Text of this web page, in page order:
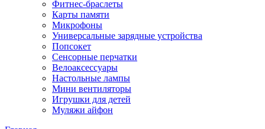
Фитнес-браслеты
Карты памяти
Микрофоны
Универсальные зарядные устройства
Попсокет
Сенсорные перчатки
Велоаксессуары
Настольные лампы
Мини вентиляторы
Игрушки для детей
Муляжи айфон